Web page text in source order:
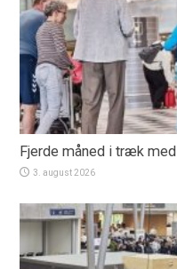
Fjerde måned i træk
3. august 2026